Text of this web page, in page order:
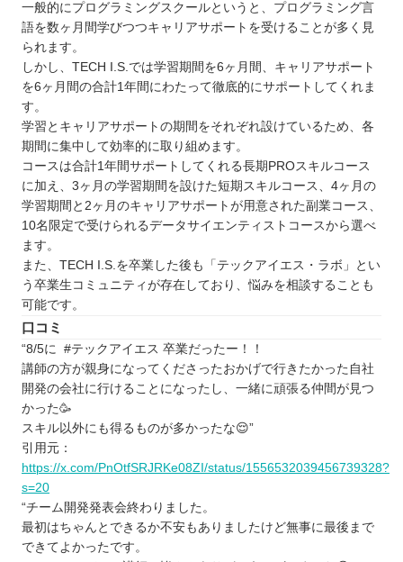
プログラミングスクールで挫折しないために
【茨城】子ども向けのおすすめプログラミングス
クール4選
Pocket
スタープログラミングスクール
トライ式プログラミング教室
茨城で自分に合ったプログラミングスクールを見
つけよう
を探したい⭐️
北海道 / 東北
中部
近畿
中国
一般的にプログラミングスクールというと、プログラミング言
語を数ヶ月間学びつつキャリアサポートを受けることが多く見
られます。
しかし、TECH I.S.では学習期間を6ヶ月間、キャリアサポート
を6ヶ月間の合計1年間にわたって徹底的にサポートしてくれま
す。
学習とキャリアサポートの期間をそれぞれ設けているため、各
期間に集中して効率的に取り組めます。
コースは合計1年間サポートしてくれる長期PROスキルコース
に加え、3ヶ月の学習期間を設けた短期スキルコース、4ヶ月の
学習期間と2ヶ月のキャリアサポートが用意された副業コース、
10名限定で受けられるデータサイエンティストコースから選べ
ます。
また、TECH I.S.を卒業した後も「テックアイエス・ラボ」とい
う卒業生コミュニティが存在しており、悩みを相談することも
可能です。
口コミ
“8/5に #テックアイエス 卒業だったー！！
講師の方が親身になってくださったおかげで行きたかった自社
開発の会社に行けることになったし、一緒に頑張る仲間が見つ
かった🥳
スキル以外にも得るものが多かったな😌”
引用元：
https://x.com/PnOtfSRJRKe08ZI/status/1556532039456739328?
s=20
“チーム開発発表会終わりました。
最初はちゃんとできるか不安もありましたけど無事に最後まで
できてよかったです。